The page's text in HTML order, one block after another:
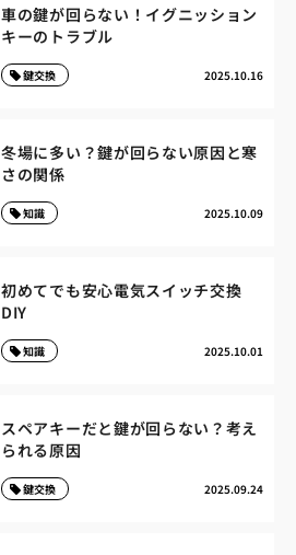
車の鍵が回らない！イグニッション
キーのトラブル
2025.10.16
鍵交換
冬場に多い？鍵が回らない原因と寒
さの関係
2025.10.09
知識
初めてでも安心電気スイッチ交換
DIY
2025.10.01
知識
スペアキーだと鍵が回らない？考え
られる原因
2025.09.24
鍵交換